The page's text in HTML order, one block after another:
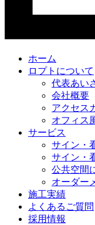
ホーム
ロプトについて
代表あい
会社概要
アクセス
オフィス
サービス
サイン・
サイン・
公共空間
オーダー
施工実績
よくあるご質問
採用情報